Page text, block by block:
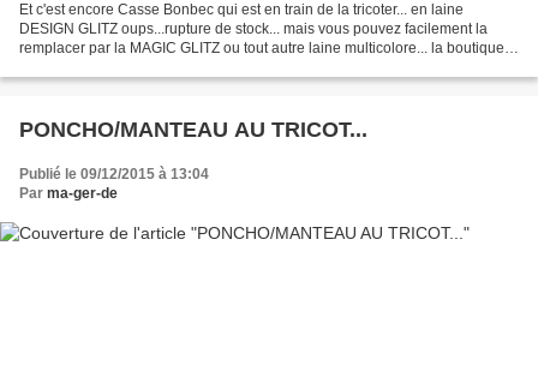
Et c'est encore Casse Bonbec qui est en train de la tricoter... en laine
DESIGN GLITZ oups...rupture de stock... mais vous pouvez facilement la
remplacer par la MAGIC GLITZ ou tout autre laine multicolore... la boutique
PONCHO/MANTEAU AU TRICOT...
Publié le 09/12/2015 à 13:04
Par ma-ger-de